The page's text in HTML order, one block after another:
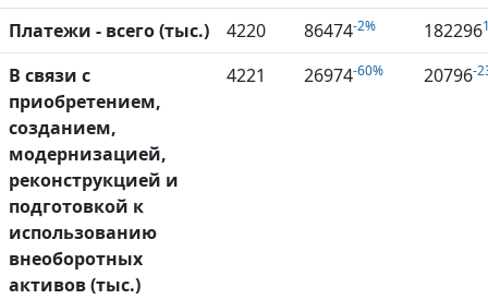
Платежи - всего (тыс.) 4220 86474-2% 182296
В связи с
приобретением,
созданием,
модернизацией,
реконструкцией и
подготовкой к
использованию
внеоборотных
активов (тыс.)
4221 26974-60% 20796-